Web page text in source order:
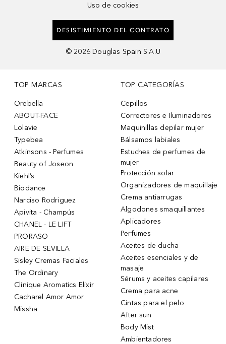
Uso de cookies
DESISTIMIENTO DEL CONTRATO
© 2026 Douglas Spain S.A.U
TOP MARCAS
Orebella
ABOUT-FACE
Lolavie
Typebea
Atkinsons - Perfumes
Beauty of Joseon
Kiehl’s
Biodance
Narciso Rodriguez
Apivita - Champús
CHANEL - LE LIFT
PRORASO
AIRE DE SEVILLA
Sisley Cremas Faciales
The Ordinary
Clinique Aromatics Elixir
Cacharel Amor Amor
Missha
TOP CATEGORÍAS
Cepillos
Correctores e Iluminadores
Maquinillas depilar mujer
Bálsamos labiales
Estuches de perfumes de
mujer
Protección solar
Organizadores de maquillaje
Crema antiarrugas
Algodones smaquillantes
Aplicadores
Perfumes
Aceites de ducha
Aceites esenciales y de
masaje
Sérums y aceites capilares
Crema para acne
Cintas para el pelo
After sun
Body Mist
Ambientadores